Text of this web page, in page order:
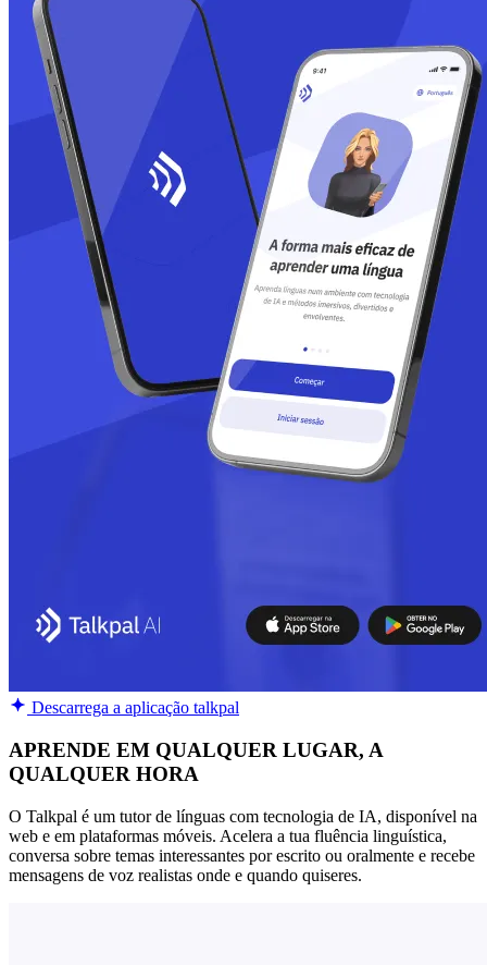
Descarrega a aplicação talkpal
APRENDE EM QUALQUER LUGAR, A
QUALQUER HORA
O Talkpal é um tutor de línguas com tecnologia de IA, disponível na
web e em plataformas móveis. Acelera a tua fluência linguística,
conversa sobre temas interessantes por escrito ou oralmente e recebe
mensagens de voz realistas onde e quando quiseres.